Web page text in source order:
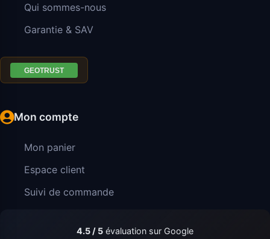
Qui sommes-nous
Garantie & SAV
Mon compte
Mon panier
Espace client
Suivi de commande
4.5 / 5 évaluation sur Google